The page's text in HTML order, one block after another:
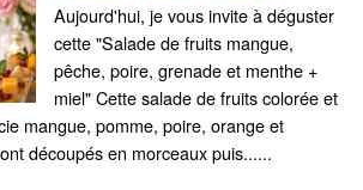
Aujourd'hui, je vous invite à déguster
cette "Salade de fruits mangue,
pêche, poire, grenade et menthe +
miel" Cette salade de fruits colorée et
mangue, pomme, poire, orange et
découpés en morceaux puis......